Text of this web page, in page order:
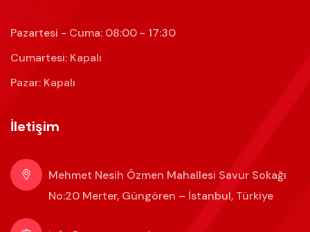
Pazartesi - Cuma: 08:00 - 17:30
Cumartesi: Kapalı
Pazar: Kapalı
İletişim
Mehmet Nesih Özmen Mahallesi Savur Sokağı
No:20 Merter, Güngören – İstanbul, Türkiye